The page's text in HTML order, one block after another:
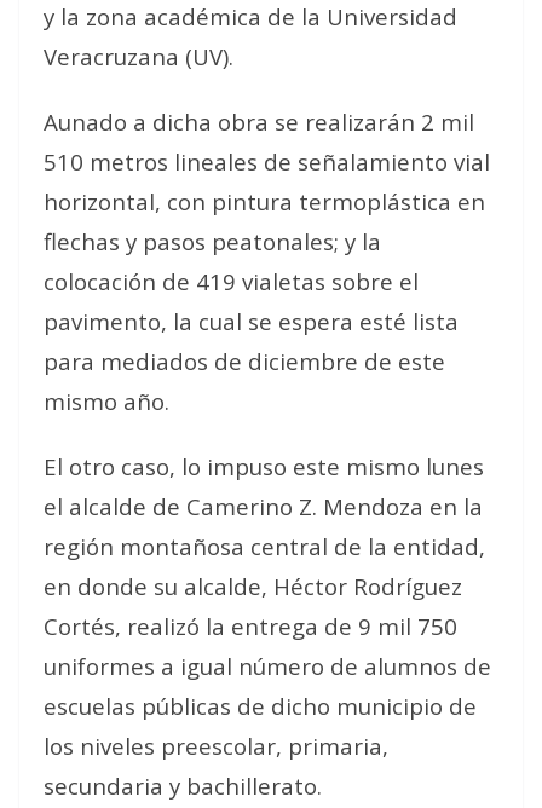
y la zona académica de la Universidad
Veracruzana (UV).
Aunado a dicha obra se realizarán 2 mil
510 metros lineales de señalamiento vial
horizontal, con pintura termoplástica en
flechas y pasos peatonales; y la
colocación de 419 vialetas sobre el
pavimento, la cual se espera esté lista
para mediados de diciembre de este
mismo año.
El otro caso, lo impuso este mismo lunes
el alcalde de Camerino Z. Mendoza en la
región montañosa central de la entidad,
en donde su alcalde, Héctor Rodríguez
Cortés, realizó la entrega de 9 mil 750
uniformes a igual número de alumnos de
escuelas públicas de dicho municipio de
los niveles preescolar, primaria,
secundaria y bachillerato.